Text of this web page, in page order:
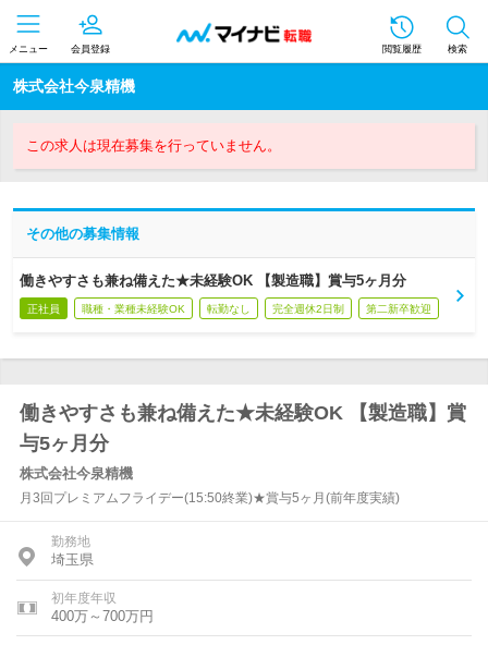
メニュー 会員登録 閲覧履歴 検索
株式会社今泉精機
この求人は現在募集を行っていません。
その他の募集情報
働きやすさも兼ね備えた★未経験OK 【製造職】賞与5ヶ月分
正社員 職種・業種未経験OK 転勤なし 完全週休2日制 第二新卒歓迎
働きやすさも兼ね備えた★未経験OK 【製造職】賞
与5ヶ月分
株式会社今泉精機
月3回プレミアムフライデー(15:50終業)★賞与5ヶ月(前年度実績)
勤務地
埼玉県
初年度年収
400万～700万円